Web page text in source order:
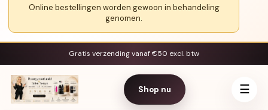
Online bestellingen worden gewoon in behandeling
genomen.
Gratis verzending vanaf €50 excl. btw
Shop nu ☰